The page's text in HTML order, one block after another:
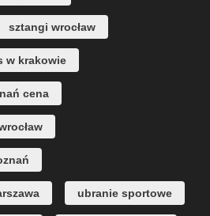
sztangi wrocław
w krakowie
cena
ubranie sportowe